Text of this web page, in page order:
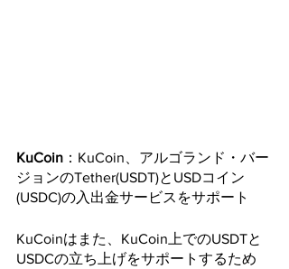
KuCoin ：KuCoin、アルゴランド・バー
ジョンのTether(USDT)とUSDコイン
(USDC)の入出金サービスをサポート
KuCoinはまた、KuCoin上でのUSDTと
USDCの立ち上げをサポートするため